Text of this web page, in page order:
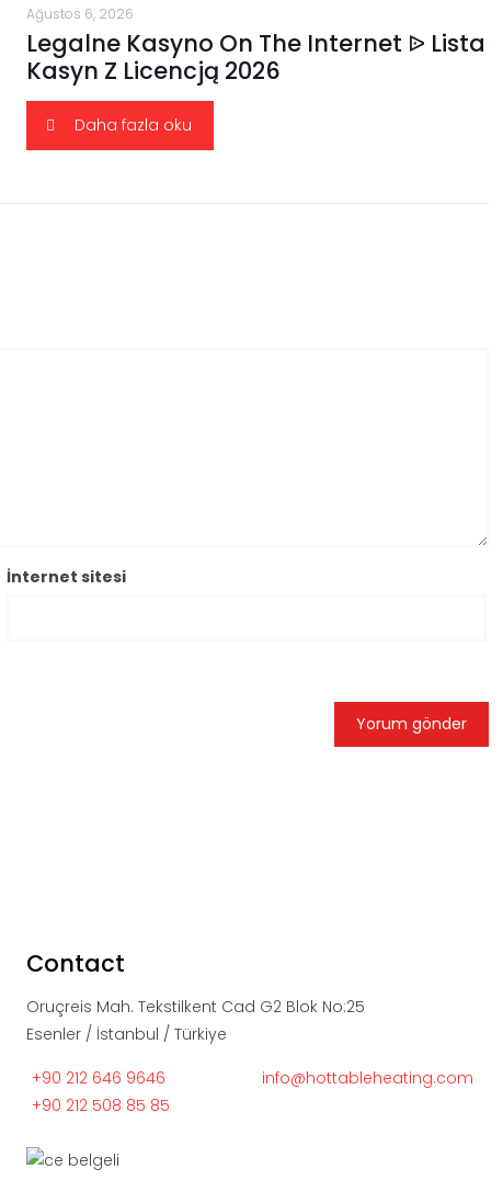
Ağustos 6, 2026
Legalne Kasyno On The Internet ᐉ Lista
Kasyn Z Licencją 2026
Daha fazla oku
İnternet sitesi
Contact
Oruçreis Mah. Tekstilkent Cad G2 Blok No:25
Esenler / İstanbul / Türkiye
+90 212 646 9646
+90 212 508 85 85
info@hottableheating.com